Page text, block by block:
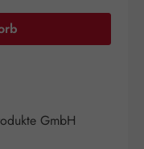
GmbH